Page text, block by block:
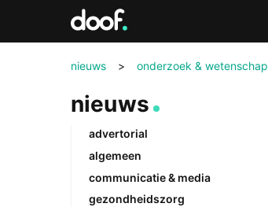
nieuws > onderzoek & wetenschap
nieuws
advertorial
algemeen
communicatie & media
gezondheidszorg
Doof.nl